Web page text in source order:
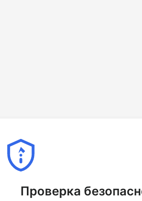
Проверка